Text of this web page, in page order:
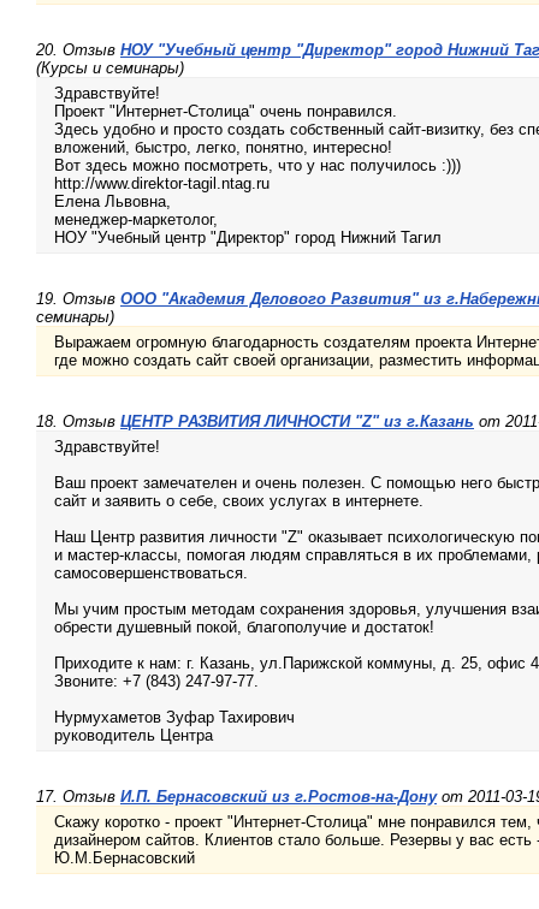
20. Отзыв НОУ "Учебный центр "Директор" город Нижний
(Курсы и семинары)
Здравствуйте!
Проект "Интернет-Столица" очень понравился.
Здесь удобно и просто создать собственный сайт-визитку, без
вложений, быстро, легко, понятно, интересно!
Вот здесь можно посмотреть, что у нас получилось :)))
http://www.direktor-tagil.ntag.ru
Елена Львовна,
менеджер-маркетолог,
НОУ "Учебный центр "Директор" город Нижний Тагил
19. Отзыв ООО "Академия Делового Развития" из
семинары)
Выражаем огромную благодарность создателям проекта
где можно создать сайт своей организации, разместить
18. Отзыв ЦЕНТР РАЗВИТИЯ ЛИЧНОСТИ "Z" из г.Казань от
Здравствуйте!
Ваш проект замечателен и очень полезен. С помощью него
сайт и заявить о себе, своих услугах в интернете.
Наш Центр развития личности "Z" оказывает психологическую
и мастер-классы, помогая людям справляться в их проблемами,
самосовершенствоваться.
Мы учим простым методам сохранения здоровья, улучшения
обрести душевный покой, благополучие и достаток!
Приходите к нам: г. Казань, ул.Парижской коммуны, д. 25, офис
Звоните: +7 (843) 247-97-77.
Нурмухаметов Зуфар Тахирович
руководитель Центра
17. Отзыв И.П. Бернасовский из г.Ростов-на-Донуот 2011-03-
Скажу коротко - проект "Интернет-Столица" мне понравился тем,
дизайнером сайтов. Клиентов стало больше. Резервы у вас есть
Ю.М.Бернасовский